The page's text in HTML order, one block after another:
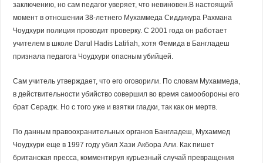
заключению, но сам педагог уверяет, что невиновен.В настоящий
момент в отношении 38-летнего Мухаммеда Сиддикура Рахмана
Чоудхури полиция проводит проверку. С 2001 года он работает
учителем в школе Darul Hadis Latifiah, хотя Фемида в Бангладеш
признала педагога Чоудхури опасным убийцей.
Сам учитель утверждает, что его оговорили. По словам Мухаммеда,
в действительности убийство совершил во время самообороны его
брат Серадж. Но с того уже и взятки гладки, так как он мертв.
По данным правоохранительных органов Бангладеш, Мухаммед
Чоудхури еще в 1997 году убил Хази Акбора Али. Как пишет
британская пресса, комментируя курьезный случай превращения